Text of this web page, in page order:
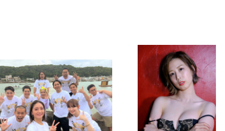
レワーク
レスト 30
人間工学 椅
度跳ね上げ
ヘッドレス
高反発クッシ
気性メッシ
強/事務用 お
チェア 疲れない テレワーク
チェア 強化バックレスト 30度
ロッキング機能 人間工学 椅子
腰サポート 90度跳ね上げ式ア
ームレスト 3Dヘッドレスト
ハンガー付き 高反発クッショ
ン PCチェア 通気性メッシュ
ゲーミング/勉強/事務用 おし
￥7,680
ANDWINT オフィスチ
ア デスクチェア 肘な
ッシュ 通気性 ランバ
ポート付き 腰サポート
ス圧無段階昇降 360度
転 キャスター付き コ
クト 幅52×奥行58.5×高
84～96cm テレワーク
宅勤務 ブラック
￥4,139
）
ニター フル
HD（1920×1080）VA 非光
沢 HDMI/DisplayPort/VGA
スピーカー内蔵 高さ調整 ス
イベル VESA対応
ComfortView ビジネス向け
￥15,800
【MiniLED/24.5inch/280Hz/
GRAPHT THE SHOOTER
Gaming Monitor 24” Essential
ーミングモニター QD 24.5イ
1ms FHD 量子ドット 残像低減
年保証 | 輝点保証 | 日本メーカ
￥34,980
入り 単品
ック) 【Amazon.co.jp限定】
Smart Basic アイリスオーヤマ
ペットシーツ 超厚型 お徳用
ワイド 100枚入 (x 1) (ケース
販売)
￥3,670
アイリスオーヤマ ペッ
シーツ 超厚型 お徳用
ュラー 200枚入
【Amazon.co.jp限定】
￥3,731